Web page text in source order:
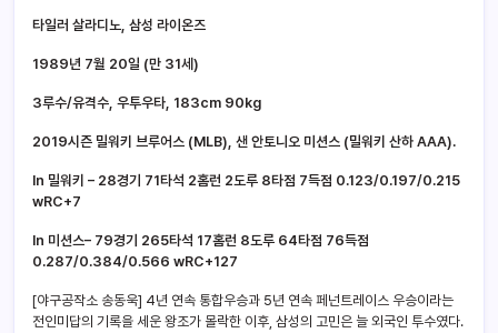
타일러 살라디노, 삼성 라이온즈
1989년 7월 20일 (만 31세)
3루수/유격수, 우투우타, 183cm 90kg
2019시즌 밀워키 브루어스 (MLB), 샌 안토니오 미션스 (밀워키 산하 AAA).
In 밀워키 – 28경기 71타석 2홈런 2도루 8타점 7득점 0.123/0.197/0.215
wRC+7
In 미션스– 79경기 265타석 17홈런 8도루 64타점 76득점
0.287/0.384/0.566 wRC+127
[야구공작소 송동욱] 4년 연속 통합우승과 5년 연속 페넌트레이스 우승이라는
전인미답의 기록을 세운 왕조가 몰락한 이후, 삼성의 고민은 늘 외국인 투수였다.